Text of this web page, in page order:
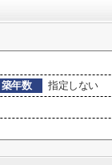
築年数
指定しない